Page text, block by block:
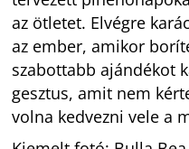
az ötletet. Elvégre
az ember, amikor
szabottabb ajándékot
gesztus, amit nem
volna kedvezni vele a